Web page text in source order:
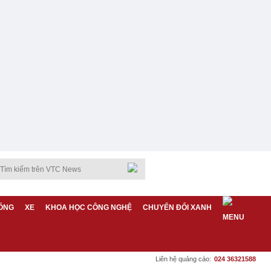
XE KHOA HỌC CÔNG NGHỆ CHUYỂN ĐỔI XANH
Liên hệ quảng cáo: 024 36321588